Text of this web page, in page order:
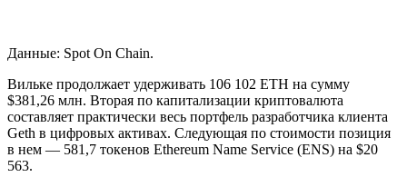
Данные: Spot On Chain.
Вильке продолжает удерживать 106 102 ETH на сумму
$381,26 млн. Вторая по капитализации криптовалюта
составляет практически весь портфель разработчика клиента
Geth в цифровых активах. Следующая по стоимости позиция
в нем — 581,7 токенов Ethereum Name Service (ENS) на $20
563.